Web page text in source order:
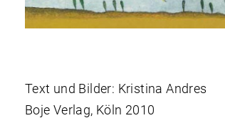
Text und Bilder: Kristina Andres
Boje Verlag, Köln 2010